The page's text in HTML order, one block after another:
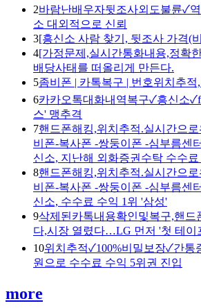
2바람난배우자뒷조사외도불륜✓
소 대외적으로 신뢰
3[흥신소 사람 찾기, 뒷조사 가격(
4[가정문제,실시간통화내용,정확
배당사태를 떠올리게 만든다.
5좀비폰 | 카톡복구 | 번호위치추적
6카카오톡대화내역복구✓흥신소
스' 맹추격
7핸드폰해킹,위치추적.실시간으
비폰-복사폰 -쌍둥이폰 -심부름센
신소, 지난해 외화증권수탁 수수료
8핸드폰해킹,위치추적.실시간으
비폰-복사폰 -쌍둥이폰 -심부름센
신소, 수수료 수익 1위 '삼성'
9삭제된카톡내용확인및복구,핸드
다,시장 열렸다…LG 먼저 '첫 테이
10위치추적✓100%비밀보장✓간통
원으로 수수료 수익 5위권 진입
more